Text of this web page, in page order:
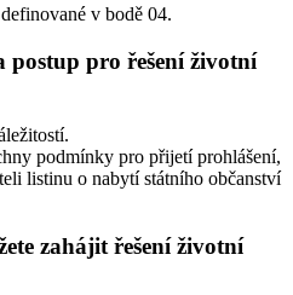
v bodě 04.
postup pro řešení životní
podmínky pro přijetí prohlášení,
listinu o nabytí státního občanství
zahájit řešení životní